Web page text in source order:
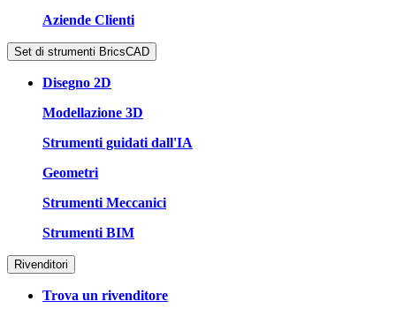
Aziende Clienti
Set di strumenti BricsCAD
Disegno 2D
Modellazione 3D
Strumenti guidati dall'IA
Geometri
Strumenti Meccanici
Strumenti BIM
Rivenditori
Trova un rivenditore